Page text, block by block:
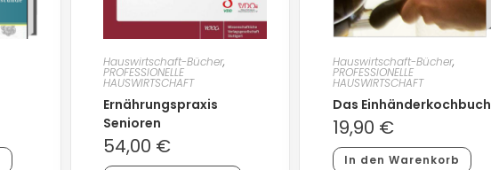
Hauswirtschaft-Bücher,
PROFESSIONELLE
HAUSWIRTSCHAFT
Ernährungspraxis
Senioren
54,00 €
Hauswirtschaft-Bücher,
PROFESSIONELLE
HAUSWIRTSCHAFT
Das Einhänderkochbuch
19,90 €
In den Warenkorb